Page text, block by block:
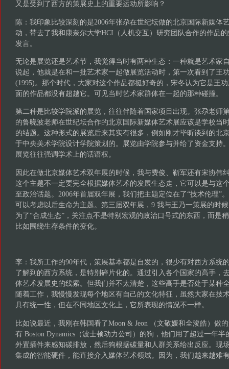
又是受到了西方的策展史上的重要运动所影响？
陈：我印象比较深刻的是2006年张尕在世纪坛做的北京国际新媒体
动，带去了我和康奈尔大学HCI（人机交互）研究团队合作的作品
发言。
无论是展览还是艺术节，我觉得当时有两种生态：一种就是艺术家
说起，他就是在和一批艺术家一起做展览活动时，第一次看到了王
(1995)。那个时代，大家对这个作品都挺好奇的，宋冬认为它是王
面的作品都没有超越它。可见当时艺术家群体在一起的那种碰撞。
第二种是比较学院派的展览，往往伴随着国家项目出现。张尕老师
的鲁晓波老师在世纪坛合作的北京国际新媒体艺术展应该是学校当
的结题。这种形式的展览后来其实有很多，例如刚才毕昕谈到的北
于中央美术学院设计学院策划的。展览由学院参与并给了资金支持
展览往往强调学术上的话语权。
因此在做北京媒体艺术双年展的时候，我与费俊、靳军还有宋协伟
这个主题不一定要完全根据媒体艺术的发展生态走，它可以是与这
至政治话题。2006年首届双年展，我们把主题定位在了“技术伦理”
可以考虑以后生命为主题。第三届双年展，9 我与王乃一策展的时
为了“合成生态”，关注点不是特别宏观的政治口号式的东西，而是
比如围绕生存条件的变化。
李：我所工作的90年代，策展基本都是自发的，很少有对西方系统
了解到的西方系统，是特别碎片化的。通过引入各个国家的高手，
体艺术发展史的线索。但我们并不太清楚，这些高手是否处于某种
随着工作，我慢慢发现每个地区有自己的文化特征，虽然大家在技
具有统一性，但在不同地区文化上，它所表现的情况不一样。
比如说最近，我刚在韩国看了Moon & Jeon （文敬媛和全浚皓）做
有 Boston Dynamics（波士顿动力公司）的狗，他们用了超过一年
外置插件来感知碳排放，然后狗根据碳量和人群关系给出反应。现
集成的智能硬件，能直接介入媒体艺术领域。因为，我们越来越难